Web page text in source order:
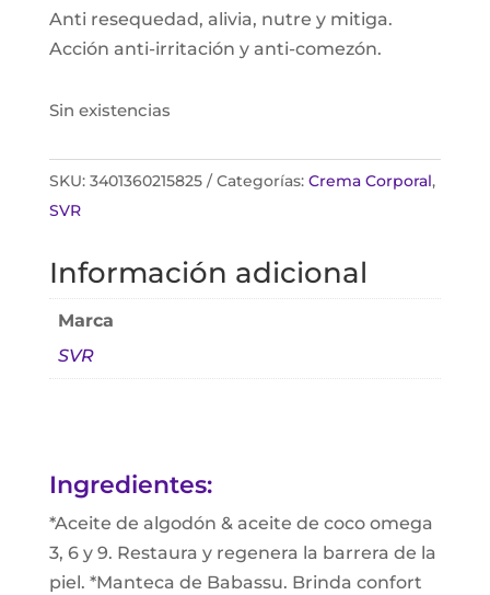
Anti resequedad, alivia, nutre y mitiga.
Acción anti-irritación y anti-comezón.
Sin existencias
SKU: 3401360215825 Categorías: Crema Corporal,
SVR
Información adicional
Marca
SVR
Ingredientes:
*Aceite de algodón & aceite de coco omega
3, 6 y 9. Restaura y regenera la barrera de la
piel. *Manteca de Babassu. Brinda confort